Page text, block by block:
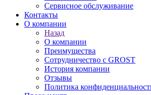
Сервисное обслуживание
Контакты
О компании
Назад
О компании
Преимущества
Сотрудничество с GROST
История компании
Отзывы
Политика